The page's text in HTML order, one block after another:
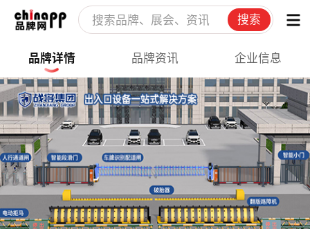
搜索
品牌详情 品牌资讯 企业信息